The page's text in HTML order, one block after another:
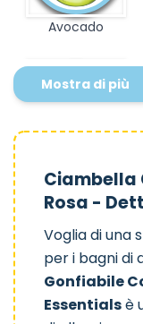
Avocado
Saint Tropez
Scacchi
Mostra di più
Ciambella
Rosa -
Voglia di una
per i bagni di
Gonfiabile
Essentialsè